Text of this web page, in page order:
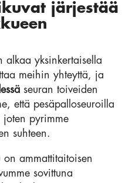
järjestää
alkaa yksinkertaisella
meihin yhteyttä, ja
seuran toiveiden
että pesäpalloseuroilla
pyrimme
suhteen.
on ammattitaitoisen
sovittuna